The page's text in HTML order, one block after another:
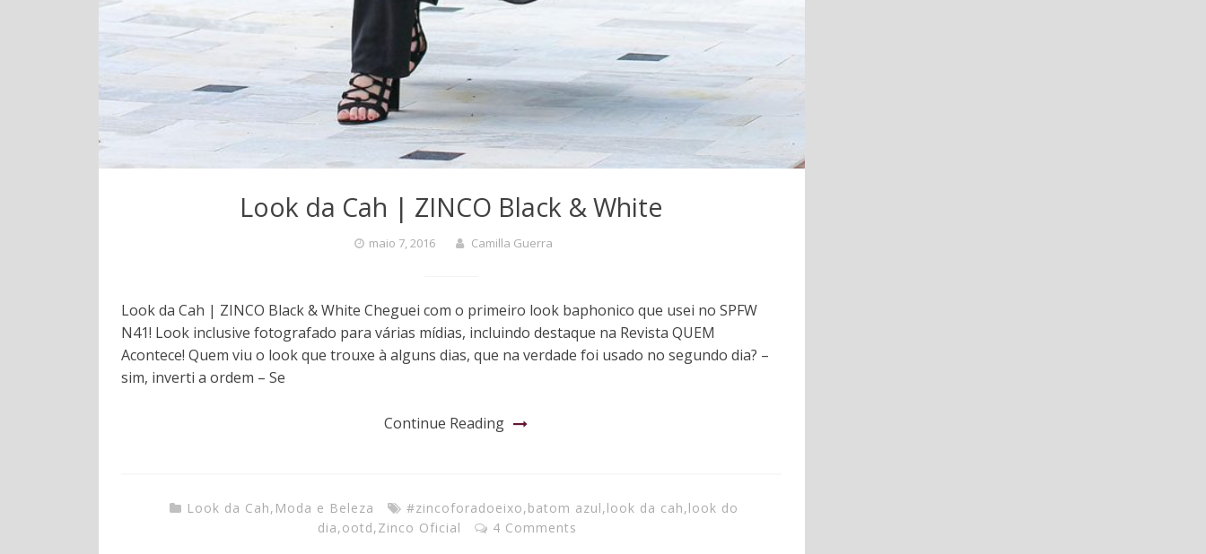
Look da Cah | ZINCO Black & White
maio 7, 2016 Camilla Guerra
Look da Cah | ZINCO Black & White Cheguei com o primeiro look baphonico que usei no SPFW
N41! Look inclusive fotografado para várias mídias, incluindo destaque na Revista QUEM
Acontece! Quem viu o look que trouxe à alguns dias, que na verdade foi usado no segundo dia? –
sim, inverti a ordem – Se
Continue Reading
Look da Cah, Moda e Beleza #zincoforadoeixo,batom azul,look da cah,look do
dia,ootd,Zinco Oficial 4 Comments